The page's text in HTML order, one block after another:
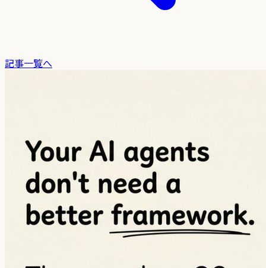
記事一覧へ